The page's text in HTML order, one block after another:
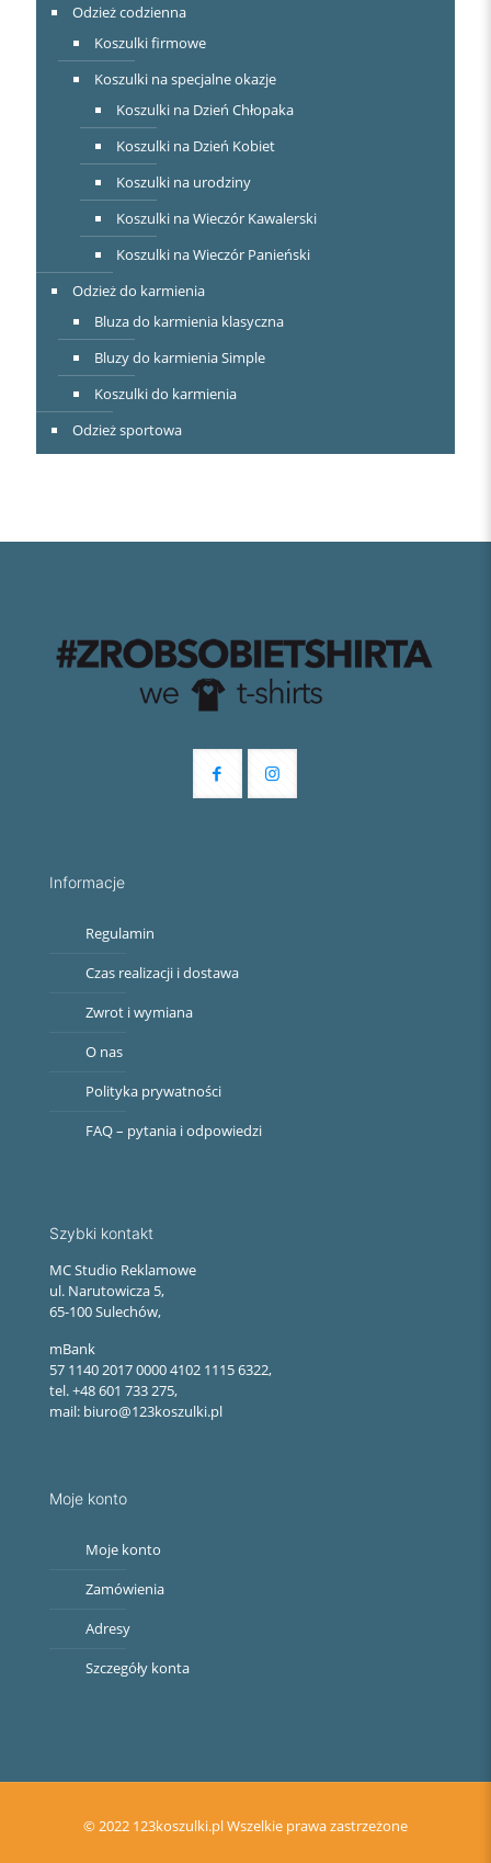
Odzież codzienna
Koszulki firmowe
Koszulki na specjalne okazje
Koszulki na Dzień Chłopaka
Koszulki na Dzień Kobiet
Koszulki na urodziny
Koszulki na Wieczór Kawalerski
Koszulki na Wieczór Panieński
Odzież do karmienia
Bluza do karmienia klasyczna
Bluzy do karmienia Simple
Koszulki do karmienia
Odzież sportowa
Informacje
Regulamin
Czas realizacji i dostawa
Zwrot i wymiana
O nas
Polityka prywatności
FAQ – pytania i odpowiedzi
Szybki kontakt
MC Studio Reklamowe
ul. Narutowicza 5,
65-100 Sulechów,
mBank
57 1140 2017 0000 4102 1115 6322,
tel. +48 601 733 275,
mail: biuro@123koszulki.pl
Moje konto
Moje konto
Zamówienia
Adresy
Szczegóły konta
© 2022 123koszulki.pl Wszelkie prawa zastrzeżone